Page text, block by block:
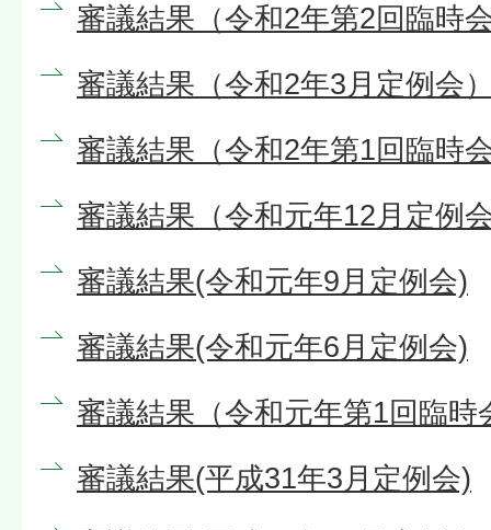
審議結果（令和2年第2回臨時
審議結果（令和2年3月定例会
審議結果（令和2年第1回臨時
審議結果（令和元年12月定例
審議結果(令和元年9月定例会)
審議結果(令和元年6月定例会)
審議結果（令和元年第1回臨時
審議結果(平成31年3月定例会)